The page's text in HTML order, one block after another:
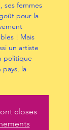
ses femmes
pour la
! Mais
un artiste
politique
la
closes